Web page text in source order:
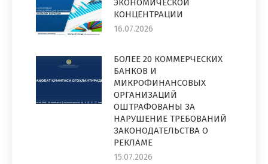
ЭКОНОМИЧЕСКОЙ
КОНЦЕНТРАЦИИ
16.07.2026
БОЛЕЕ 20 КОММЕРЧЕСКИХ
БАНКОВ И
МИКРОФИНАНСОВЫХ
ОРГАНИЗАЦИЙ
ОШТРАФОВАНЫ ЗА
НАРУШЕНИЕ ТРЕБОВАНИЙ
ЗАКОНОДАТЕЛЬСТВА О
РЕКЛАМЕ
15.07.2026